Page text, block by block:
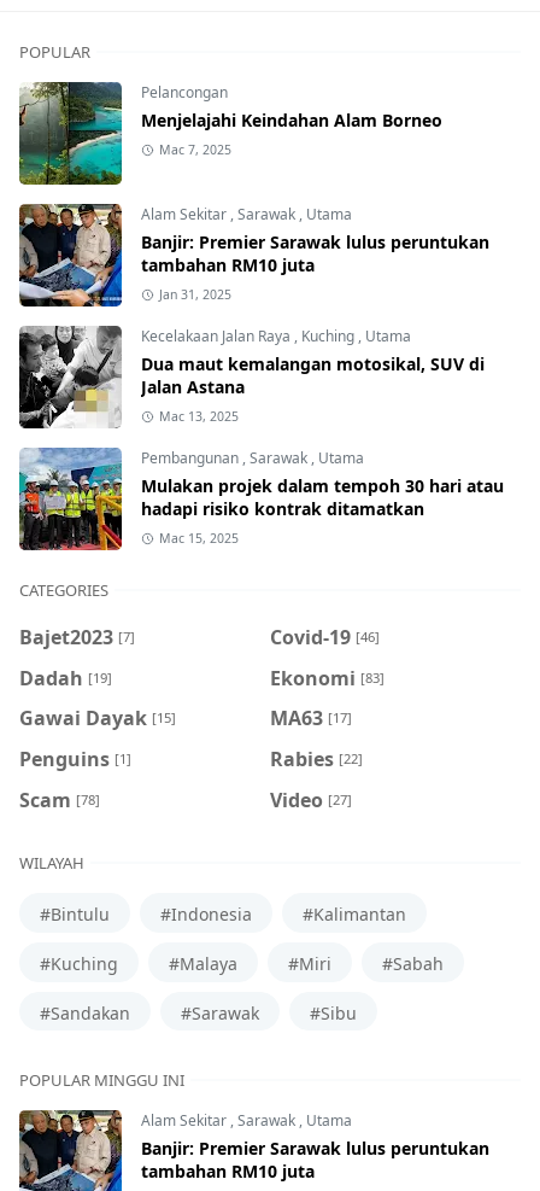
POPULAR
Pelancongan
Menjelajahi Keindahan Alam Borneo
Mac 7, 2025
Alam Sekitar ,Sarawak , Utama
Banjir: Premier Sarawak lulus peruntukan
tambahan RM10 juta
Jan 31, 2025
Kecelakaan Jalan Raya , Kuching , Utama
Dua maut kemalangan motosikal, SUV di
Jalan Astana
Mac 13, 2025
Pembangunan ,Sarawak , Utama
Mulakan projek dalam tempoh 30 hari atau
hadapi risiko kontrak ditamatkan
Mac 15, 2025
CATEGORIES
Bajet2023 [7] Covid-19 [46]
Dadah [19] Ekonomi [83]
Gawai Dayak [15] MA63 [17]
Penguins [1] Rabies [22]
Scam [78] Video [27]
WILAYAH
#Bintulu #Indonesia #Kalimantan
#Kuching #Malaya #Miri #Sabah
#Sandakan #Sarawak #Sibu
POPULAR MINGGU INI
Alam Sekitar,Sarawak, Utama
Banjir: Premier Sarawak lulus peruntukan
tambahan RM10 juta